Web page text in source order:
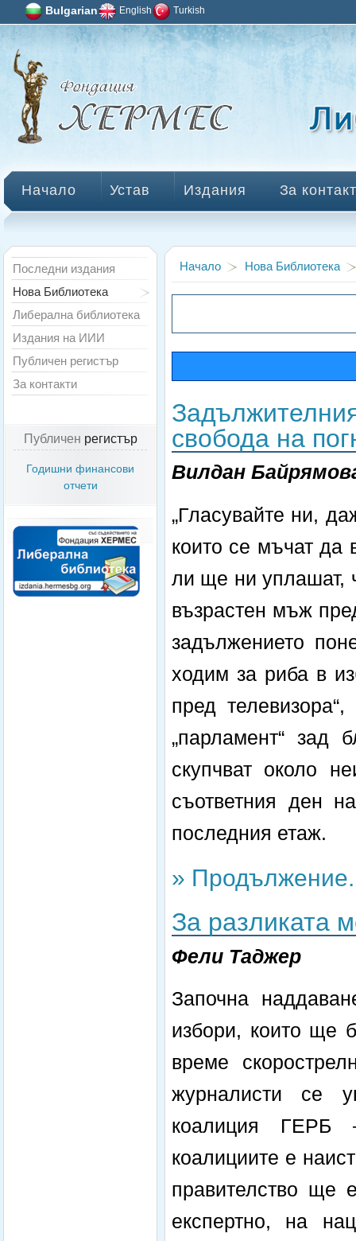
Bulgarian English Turkish
Начало Устав Издания За
Начало Нова Библиотека
свобода на
Вилдан
„Гласувайте ни,
които се мъчат да
ли ще ни уплашат,
възрастен мъж
задължението
ходим за риба в
пред
„парламент“ зад
скупчват около
съответния ден
последния етаж.
»
За разликата
Фели Таджер
Започна
избори, които ще
време
журналисти се
коалиция ГЕРБ
коалициите е
правителство ще
експертно, на
Последни издания
Нова Библиотека
Либерална библиотека
Издания на ИИИ
Публичен регистър
За контакти
Публичен регистър
Годишни финансови
отчети